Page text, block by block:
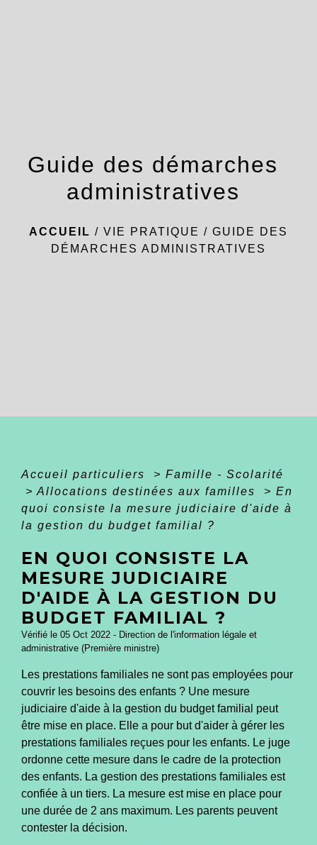
Guide des démarches
administratives
ACCUEIL / VIE PRATIQUE / GUIDE DES
DÉMARCHES ADMINISTRATIVES
Accueil particuliers > Famille - Scolarité
> Allocations destinées aux familles > En
quoi consiste la mesure judiciaire d'aide à
la gestion du budget familial ?
EN QUOI CONSISTE LA
MESURE JUDICIAIRE
D'AIDE À LA GESTION DU
BUDGET FAMILIAL ?
Vérifié le 05 Oct 2022 - Direction de l'information légale et
administrative (Première ministre)
Les prestations familiales ne sont pas employées pour
couvrir les besoins des enfants ? Une mesure
judiciaire d'aide à la gestion du budget familial peut
être mise en place. Elle a pour but d'aider à gérer les
prestations familiales reçues pour les enfants. Le juge
ordonne cette mesure dans le cadre de la protection
des enfants. La gestion des prestations familiales est
confiée à un tiers. La mesure est mise en place pour
une durée de 2 ans maximum. Les parents peuvent
contester la décision.